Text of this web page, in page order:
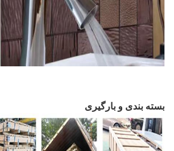
بسته بندی و بارگیری